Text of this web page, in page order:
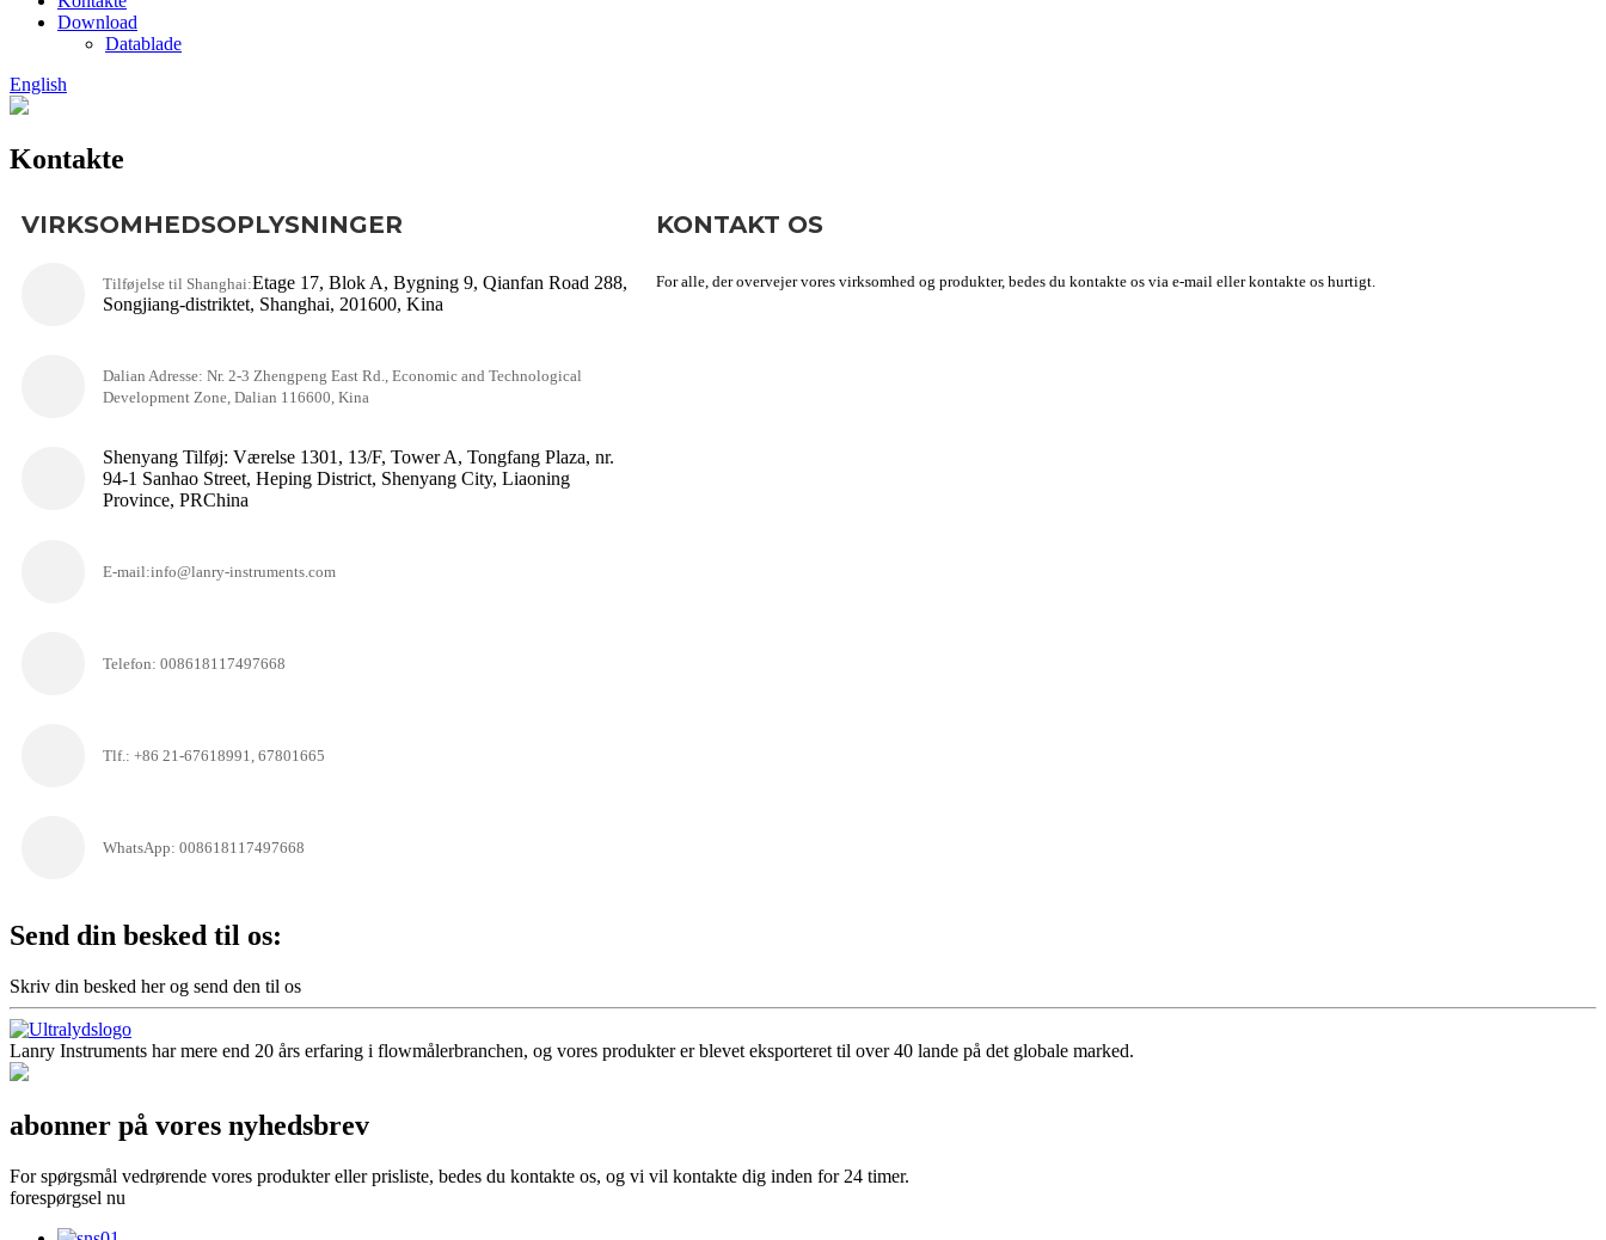
Download
Datablade
English
Kontakte
VIRKSOMHEDSOPLYSNINGER
Tilføjelse til Shanghai:Etage 17, Blok A, Bygning 9, Qianfan Road 288,
Songjiang-distriktet, Shanghai, 201600, Kina
Dalian Adresse: Nr. 2-3 Zhengpeng East Rd., Economic and Technological
Development Zone, Dalian 116600, Kina
Shenyang Tilføj: Værelse 1301, 13/F, Tower A, Tongfang Plaza, nr.
94-1 Sanhao Street, Heping District, Shenyang City, Liaoning
Province, PRChina
E-mail:info@lanry-instruments.com
Telefon: 008618117497668
Tlf.: +86 21-67618991, 67801665
WhatsApp: 008618117497668
KONTAKT OS
For alle, der overvejer vores virksomhed og produkter, bedes du kontakte os via e-mail eller kontakte os hurtigt.
Send din besked til os:
Skriv din besked her og send den til os
Lanry Instruments har mere end 20 års erfaring i flowmålerbranchen, og vores produkter er blevet eksporteret til over 40 lande på det globale marked.
abonner på vores nyhedsbrev
For spørgsmål vedrørende vores produkter eller prisliste, bedes du kontakte os, og vi vil kontakte dig inden for 24 timer.
forespørgsel nu